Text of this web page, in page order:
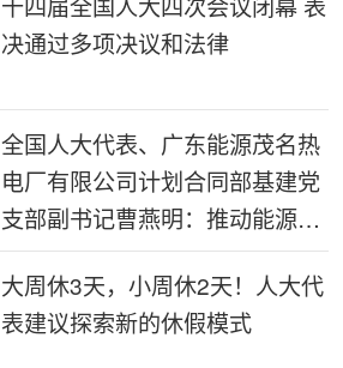
决通过多项决议和法律
全国人大代表、广东能源茂名热
电厂有限公司计划合同部基建党
支部副书记曹燕明：推动能源电
力与城市发展同频共振
大周休3天，小周休2天！人大代
表建议探索新的休假模式